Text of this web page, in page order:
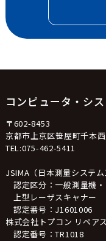
コンピュータ・シ
〒602-8453
京都市上京区笹屋町千本
TEL:075-462-5411
JSIMA（日本測量システ
認定区分：一般測量機
上型レーザスキャナー
認定番号：J1601006
株式会社トプコン リペア
認定番号：TR1018